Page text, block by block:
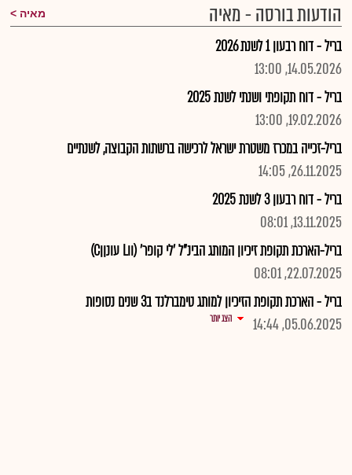
הודעות בורסה - מאיה מאיה
בריל - דוח רבעון 1 לשנת 2026
14.05.2026, 13:00
בריל - דוח תקופתי ושנתי לשנת 2025
19.02.2026, 13:00
בריל-זכייה במכרז משטרת ישראל לרכישה ברשתות הקבוצה, לשנתיים
26.11.2025, 14:05
בריל - דוח רבעון 3 לשנת 2025
13.11.2025, 08:01
בריל-הארכת תקופת זיכיון המותג הבינ"ל 'לי קופר' (ווL עונןןC)
22.07.2025, 08:01
בריל - הארכת תקופת הזיכיון למותג טימברלנד ב3 שנים נסופות
05.06.2025, 14:44
הצג יותר